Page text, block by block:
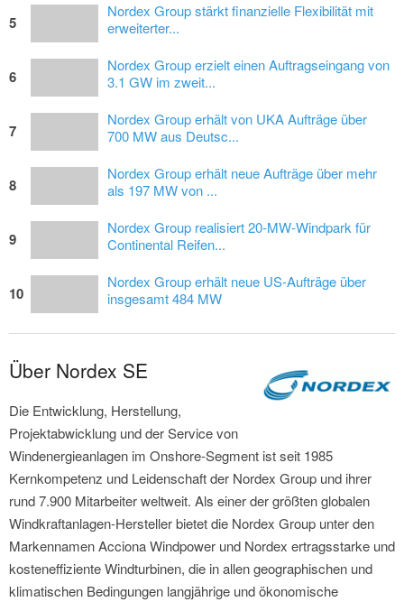
5
Nordex Group stärkt finanzielle Flexibilität mit
erweiterter...
6
Nordex Group erzielt einen Auftragseingang von
3.1 GW im zweit...
7
Nordex Group erhält von UKA Aufträge über
700 MW aus Deutsc...
8
Nordex Group erhält neue Aufträge über mehr
als 197 MW von ...
9
Nordex Group realisiert 20-MW-Windpark für
Continental Reifen...
10
Nordex Group erhält neue US-Aufträge über
insgesamt 484 MW
Über Nordex SE
Die Entwicklung, Herstellung,
Projektabwicklung und der Service von
Windenergieanlagen im Onshore-Segment ist seit 1985
Kernkompetenz und Leidenschaft der Nordex Group und ihrer
rund 7.900 Mitarbeiter weltweit. Als einer der größten globalen
Windkraftanlagen-Hersteller bietet die Nordex Group unter den
Markennamen Acciona Windpower und Nordex ertragsstarke und
kosteneffiziente Windturbinen, die in allen geographischen und
klimatischen Bedingungen langjährige und ökonomische